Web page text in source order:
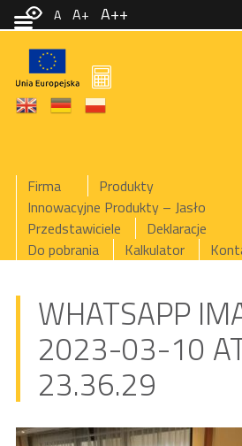
Firma
Produkty
Innowacyjne Produkty – Jasło
Przedstawiciele
Deklaracje
Do pobrania
Kalkulator
WHATSAPP
2023-03-10
23.36.29
A A+ A++